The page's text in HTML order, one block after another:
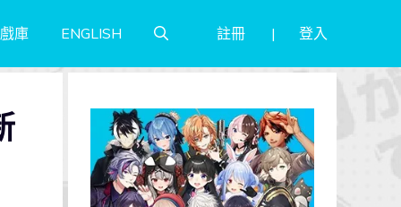
庫 ENGLISH 註冊 登入